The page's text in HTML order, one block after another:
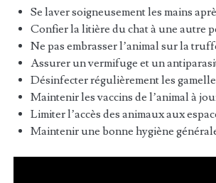
Se laver soigneusement les mains
Confier la litière du chat à une autre
Ne pas embrasser l’animal sur la
Assurer un vermifuge et un
Désinfecter régulièrement les
Maintenir les vaccins de l’animal à
Limiter l’accès des animaux aux
Maintenir une bonne hygiène